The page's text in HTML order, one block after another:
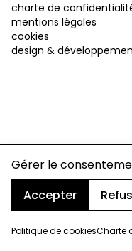
Gérer le
Accepter
Politique de cookiesCharte
charte de
mentions légales
cookies
design &